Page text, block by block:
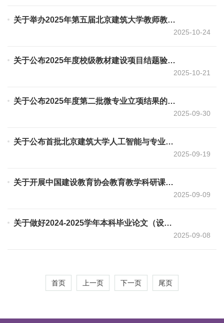
关于举办2025年第五届北京建筑大学教师教学创新大赛的通知
2025-10-24
关于公布2025年度校级教材建设项目结题验收结果的通知
2025-10-21
关于公布2025年度第二批微专业立项结果的通知
2025-09-30
关于公布首批北京建筑大学人工智能与专业融合课建设立项结果的通知
2025-09-19
关于开展中国建设教育协会教育教学科研课题2025年度第二批结题验收工作的通知
2025-09-09
关于做好2024-2025学年本科毕业论文（设计）抽检工作的通知
2025-09-08
首页 上一页 下一页 尾页